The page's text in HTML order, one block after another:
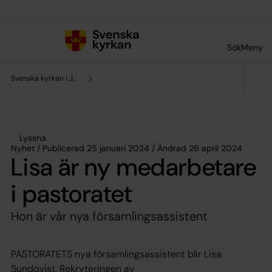
SökMeny
Svenska kyrkan i Järna och Vårdinge
Lyssna
Nyhet / Publicerad 25 januari 2024 / Ändrad 26 april 2024
Lisa är ny medarbetare
i pastoratet
Hon är vår nya församlingsassistent
PASTORATETS nya församlingsassistent blir Lisa
Sundqvist. Rekryteringen av